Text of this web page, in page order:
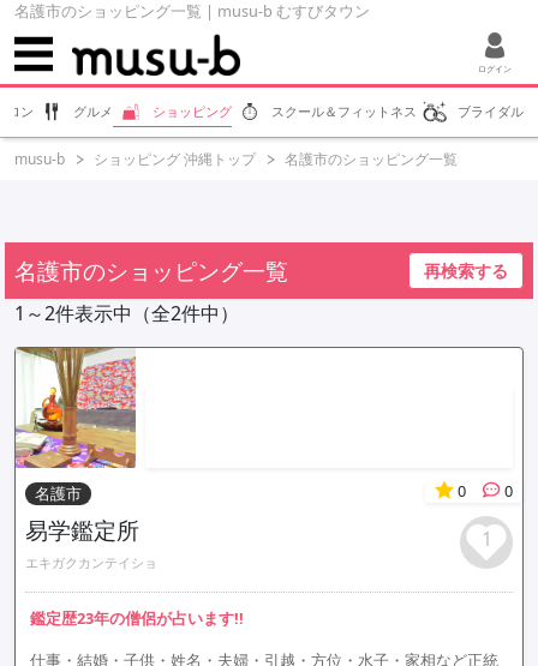
名護市のショッピング一覧 | musu-b むすびタウン
ログイン
ロン グルメ ショッピング スクール＆フィットネス ブライダル
musu-b ショッピング 沖縄トップ 名護市のショッピング一覧
名護市のショッピング一覧 再検索する
1～2件表示中（全2件中）
名護市 0 0
易学鑑定所
エキガクカンテイショ
1
鑑定歴23年の僧侶が占います!!
仕事・結婚・子供・姓名・夫婦・引越・方位・水子・家相など正統